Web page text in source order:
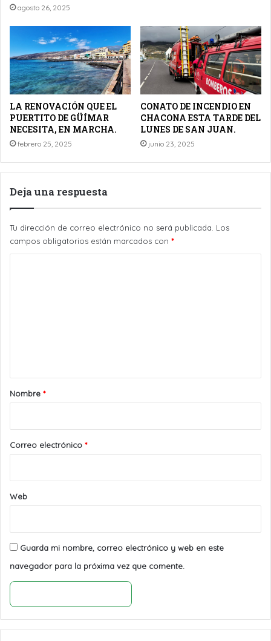
agosto 26, 2025
LA RENOVACIÓN QUE EL
PUERTITO DE GÜÍMAR
NECESITA, EN MARCHA.
febrero 25, 2025
CONATO DE INCENDIO EN
CHACONA ESTA TARDE DEL
LUNES DE SAN JUAN.
junio 23, 2025
Deja una respuesta
Tu dirección de correo electrónico no será publicada. Los
campos obligatorios están marcados con *
r
*
Nombre *
Correo electrónico *
Web
Guarda mi nombre, correo electrónico y web en este
navegador para la próxima vez que comente.